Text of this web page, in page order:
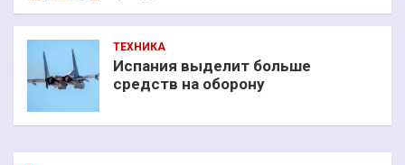
ТЕХНИКА
Испания выделит больше
средств на оборону